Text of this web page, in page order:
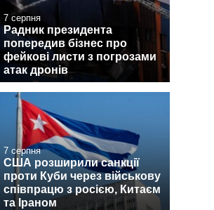
7 серпня
Радник президента
попередив бізнес про
фейкові листи з погрозами
атак дронів
7 серпня
США розширили санкції
проти Куби через військову
співпрацю з росією, Китаєм
та Іраном